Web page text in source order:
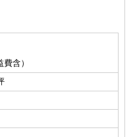
費含）